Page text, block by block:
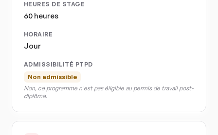
HEURES DE STAGE
60 heures
HORAIRE
Jour
ADMISSIBILITÉ PTPD
Non admissible
Non, ce programme n'est pas éligible au permis de travail post-
diplôme.